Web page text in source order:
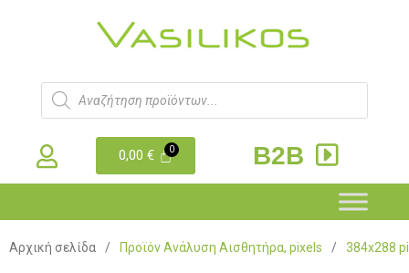
0,00€ B2B
Αρχική σελίδα / Προϊόν Ανάλυση Αισθητήρα, pixels / 384x288